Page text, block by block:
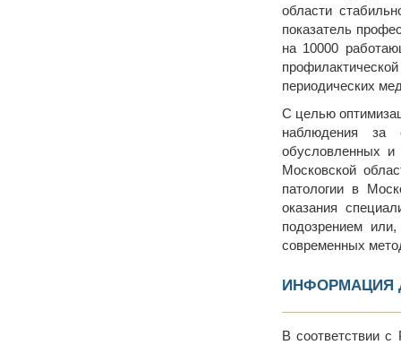
области
показатель
на 10000
периодических
С целью
наблюдения за
обусловленных и
Московской
патологии в
оказания
подозрением
современных
ИНФОРМАЦИЯ
В соответствии